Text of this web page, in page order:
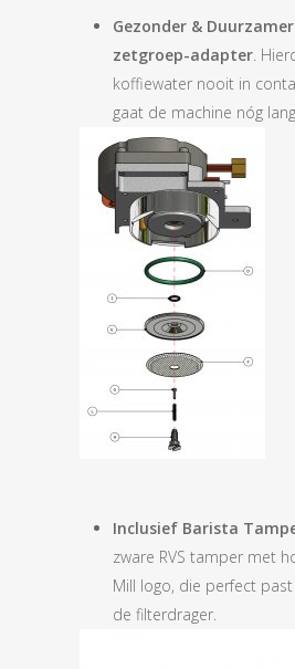
Gezonder &
zetgroep-adapter.
koffiewater nooit in
gaat de machine nóg
Inclusief Barista
zware RVS tamper met
Mill logo, die perfect
de filterdrager.